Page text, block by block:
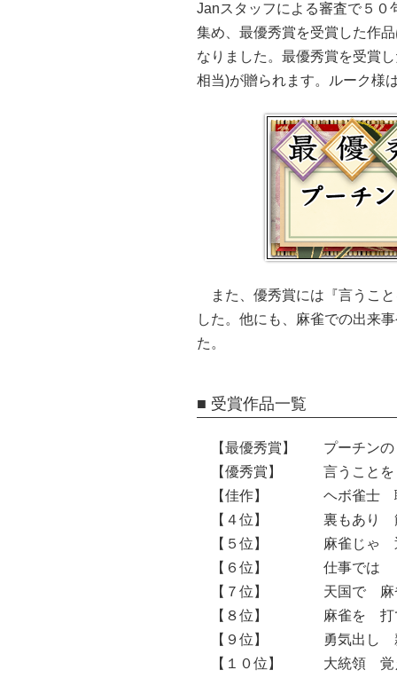
Janスタッフによる審査で５０
集め、最優秀賞を受賞した作
なりました。最優秀賞を受賞
相当)が贈られます。ルーク様
また、優秀賞には『言うこ
した。他にも、麻雀での出来
た。
■ 受賞作品一覧
【最優秀賞】
プーチン
【優秀賞】
言うこと
【佳作】
ヘボ雀士
【４位】
裏もあり
【５位】
麻雀じゃ
【６位】
仕事では
【７位】
天国で 麻
【８位】
麻雀を 打
【９位】
勇気出し
【１０位】
大統領 覚